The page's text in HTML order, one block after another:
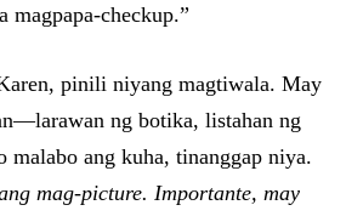
magpapa-checkup.”
pinili niyang magtiwala. May
ng botika, listahan ng
malabo ang kuha, tinanggap niya.
mag-picture. Importante, may